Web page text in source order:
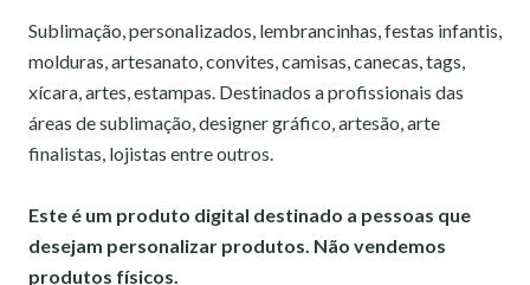
Sublimação, personalizados, lembrancinhas, festas infantis,
molduras, artesanato, convites, camisas, canecas, tags,
xícara, artes, estampas. Destinados a profissionais das
áreas de sublimação, designer gráfico, artesão, arte
finalistas, lojistas entre outros.
Este é um produto digital destinado a pessoas que
desejam personalizar produtos. Não vendemos
produtos físicos.